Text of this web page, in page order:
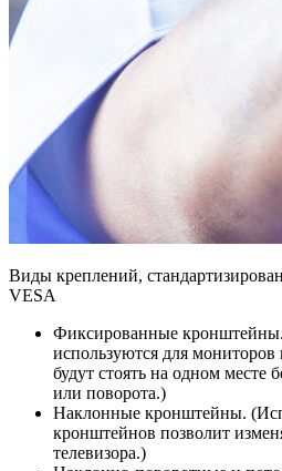
Виды креплений,
VESA
Фиксированные
используются для мониторов
будут стоять на одном месте
или поворота.)
Наклонные кронштейны.
кронштейнов позволит
телевизора.)